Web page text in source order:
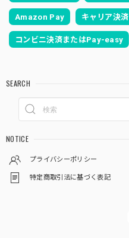
Amazon Pay キャリア決済
コンビニ決済またはPay-easy
SEARCH
NOTICE
プライバシーポリシー
特定商取引法に基づく表記